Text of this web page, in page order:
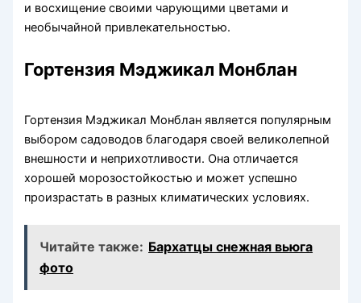
и восхищение своими чарующими цветами и
необычайной привлекательностью.
Гортензия Мэджикал Монблан
Гортензия Мэджикал Монблан является популярным
выбором садоводов благодаря своей великолепной
внешности и неприхотливости. Она отличается
хорошей морозостойкостью и может успешно
произрастать в разных климатических условиях.
Читайте также: Бархатцы снежная вьюга
фото